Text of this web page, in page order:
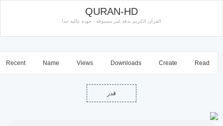
QURAN-HD
القرآن الكريم بدقة غير مسبوقة - جودة عالية جدا
Recent Name Views Downloads Create Read
قدر